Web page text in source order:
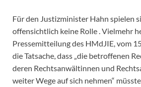
Für den Justizminister Hahn spielen
offensichtlich keine Rolle . Vielmehr
Pressemitteilung des HMdJIE, vom
die Tatsache, dass „die betroffenen
deren Rechtsanwältinnen und
weiter Wege auf sich nehmen“